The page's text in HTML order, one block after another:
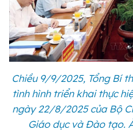
Chiều 9/9/2025, Tổng Bí
tình hình triển khai thực
ngày 22/8/2025 của Bộ
Giáo dục và Đào tạo.